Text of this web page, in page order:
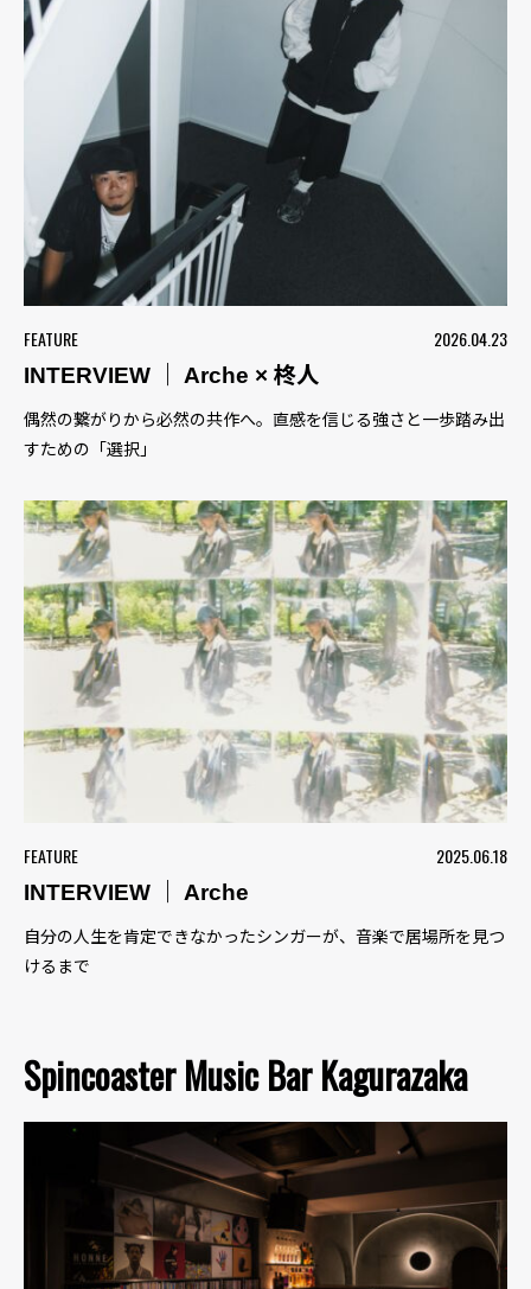
FEATURE
2026.04.23
INTERVIEW ｜ Arche × 柊人
偶然の繋がりから必然の共作へ。直感を信じる強さと一歩踏み出
すための「選択」
FEATURE
2025.06.18
INTERVIEW ｜ Arche
自分の人生を肯定できなかったシンガーが、音楽で居場所を見つ
けるまで
Spincoaster Music Bar Kagurazaka